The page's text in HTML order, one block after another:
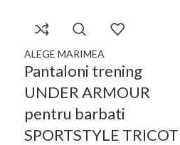
ALEGE MARIMEA
Pantaloni trening
UNDER ARMOUR
pentru barbati
SPORTSTYLE TRICOT